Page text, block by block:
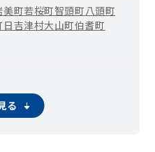
美町若桜町智頭町八頭町
日吉津村大山町伯耆町
る